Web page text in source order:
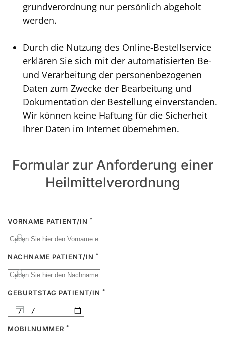
grund­verordnung nur persönlich abgeholt
werden.
Durch die Nutzung des Online-Bestellservice
erklären Sie sich mit der automatisierten Be-
und Verarbeitung der personenbezogenen
Daten zum Zwecke der Bearbeitung und
Dokumentation der Bestellung einverstanden.
Wir können keine Haftung für die Sicherheit
Ihrer Daten im Internet übernehmen.
Formular zur Anforderung einer
Heilmittelverordnung
VORNAME PATIENT/IN *
NACHNAME PATIENT/IN *
GEBURTSTAG PATIENT/IN *
MOBILNUMMER *